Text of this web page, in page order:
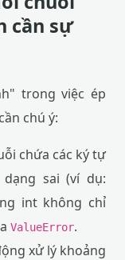
cần sự
trong việc ép
chú ý:
chứa các ký tự
sai (ví dụ:
int không chỉ
ValueError.
xử lý khoảng